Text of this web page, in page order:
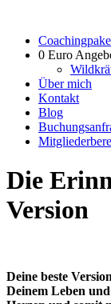
0 Euro
Über mich
Kontakt
Blog
Die
Version
Deine beste
Deinem Leben